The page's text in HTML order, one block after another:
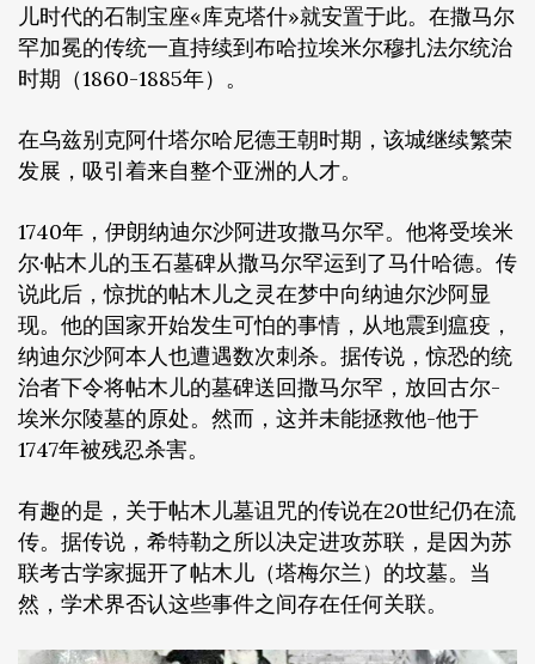
儿时代的石制宝座«库克塔什»就安置于此。在撒马尔
罕加冕的传统一直持续到布哈拉埃米尔穆扎法尔统治
时期（1860-1885年）。
在乌兹别克阿什塔尔哈尼德王朝时期，该城继续繁荣
发展，吸引着来自整个亚洲的人才。
1740年，伊朗纳迪尔沙阿进攻撒马尔罕。他将受埃米
尔·帖木儿的玉石墓碑从撒马尔罕运到了马什哈德。传
说此后，惊扰的帖木儿之灵在梦中向纳迪尔沙阿显
现。他的国家开始发生可怕的事情，从地震到瘟疫，
纳迪尔沙阿本人也遭遇数次刺杀。据传说，惊恐的统
治者下令将帖木儿的墓碑送回撒马尔罕，放回古尔-
埃米尔陵墓的原处。然而，这并未能拯救他-他于
1747年被残忍杀害。
有趣的是，关于帖木儿墓诅咒的传说在20世纪仍在流
传。据传说，希特勒之所以决定进攻苏联，是因为苏
联考古学家掘开了帖木儿（塔梅尔兰）的坟墓。当
然，学术界否认这些事件之间存在任何关联。